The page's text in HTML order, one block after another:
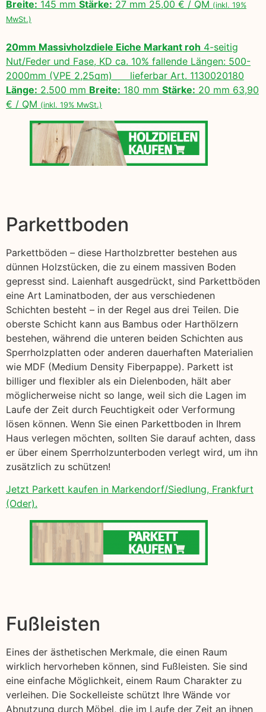
Breite: 145 mm Stärke: 27 mm 25,00 € / QM (inkl. 19%
MwSt.)
20mm Massivholzdiele Eiche Markant roh 4-seitig
Nut/Feder und Fase, KD ca. 10% fallende Längen: 500-
2000mm (VPE 2,25qm) lieferbar Art. 1130020180
Länge: 2.500 mm Breite: 180 mm Stärke: 20 mm 63,90
€ / QM (inkl. 19% MwSt.)
Parkettboden
Parkettböden – diese Hartholzbretter bestehen aus
dünnen Holzstücken, die zu einem massiven Boden
gepresst sind. Laienhaft ausgedrückt, sind Parkettböden
eine Art Laminatboden, der aus verschiedenen
Schichten besteht – in der Regel aus drei Teilen. Die
oberste Schicht kann aus Bambus oder Harthölzern
bestehen, während die unteren beiden Schichten aus
Sperrholzplatten oder anderen dauerhaften Materialien
wie MDF (Medium Density Fiberpappe). Parkett ist
billiger und flexibler als ein Dielenboden, hält aber
möglicherweise nicht so lange, weil sich die Lagen im
Laufe der Zeit durch Feuchtigkeit oder Verformung
lösen können. Wenn Sie einen Parkettboden in Ihrem
Haus verlegen möchten, sollten Sie darauf achten, dass
er über einem Sperrholzunterboden verlegt wird, um ihn
zusätzlich zu schützen!
Jetzt Parkett kaufen in Markendorf/Siedlung, Frankfurt
(Oder).
Fußleisten
Eines der ästhetischen Merkmale, die einen Raum
wirklich hervorheben können, sind Fußleisten. Sie sind
eine einfache Möglichkeit, einem Raum Charakter zu
verleihen. Die Sockelleiste schützt Ihre Wände vor
Abnutzung durch Möbel, die im Laufe der Zeit an ihnen